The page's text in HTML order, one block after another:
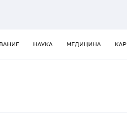
НАУКА МЕДИЦИНА